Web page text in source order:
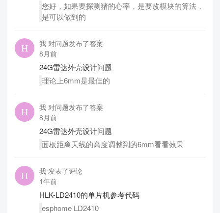
您好，如果要探测猪的心率，是要改模块的算法，
是可以做到的
我 对问题发布了答案
8月前
24G雷达外壳设计问题
理论上6mm是最佳的
我 对问题发布了答案
8月前
24G雷达外壳设计问题
面板距离天线的高度调整到的6mm看看效果
我 发表了评论
1年前
HLK-LD2410的单片机参考代码
esphome LD2410